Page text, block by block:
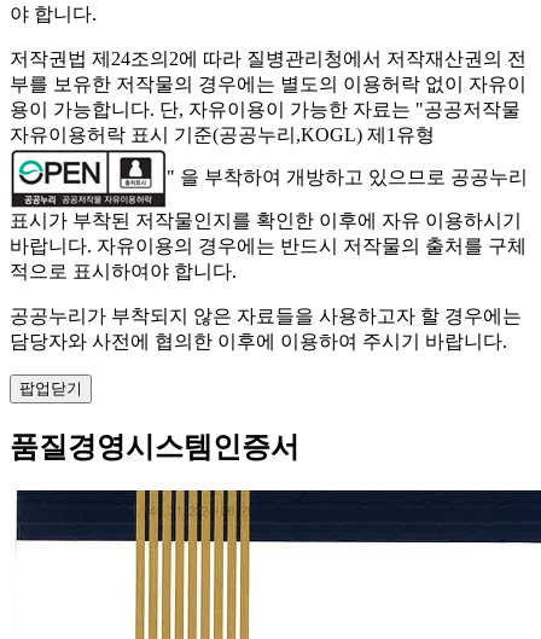
야 합니다.
저작권법 제24조의2에 따라 질병관리청에서 저작재산권의 전
부를 보유한 저작물의 경우에는 별도의 이용허락 없이 자유이
용이 가능합니다. 단, 자유이용이 가능한 자료는 "공공저작물
자유이용허락 표시 기준(공공누리,KOGL) 제1유형
" 을 부착하여 개방하고 있으므로 공공누리
표시가 부착된 저작물인지를 확인한 이후에 자유 이용하시기
바랍니다. 자유이용의 경우에는 반드시 저작물의 출처를 구체
적으로 표시하여야 합니다.
공공누리가 부착되지 않은 자료들을 사용하고자 할 경우에는
담당자와 사전에 협의한 이후에 이용하여 주시기 바랍니다.
팝업닫기
품질경영시스템인증서